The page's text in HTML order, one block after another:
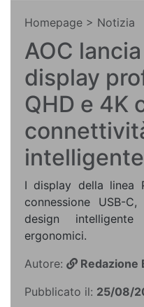
Homepage > Notizia
AOC
display
QHD e 4K
intelligente
I display della linea
connessione USB-
design
ergonomici.
Autore:
Redazione
Pubblicato il: 25/08/